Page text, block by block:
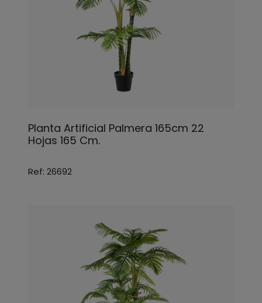
Planta Artificial Palmera 165cm 22
Hojas 165 Cm.
Ref: 26692